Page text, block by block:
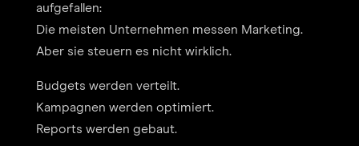
aufgefallen:
Die meisten Unternehmen messen Marketing.
Aber sie steuern es nicht wirklich.
Budgets werden verteilt.
Kampagnen werden optimiert.
Reports werden gebaut.